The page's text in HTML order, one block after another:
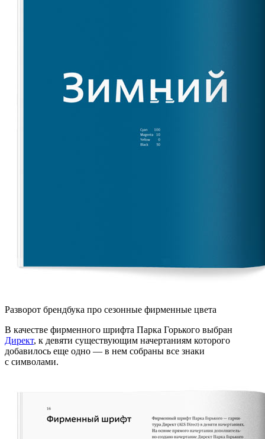
Разворот брендбука про сезонные фирменные цвета
В качестве фирменного шрифта Парка Горького выбран
Директ, к девяти существующим начертаниям которого
добавилось еще одно — в нем собраны все знаки
с символами.